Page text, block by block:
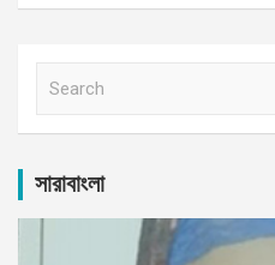
c
সারাবাংলা